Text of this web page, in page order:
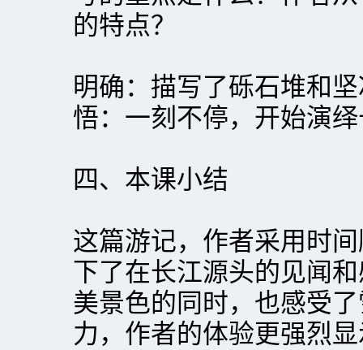
的特点？
明确：描写了砾石堆和
悟：一刻不停，开始演
四、本课小结
这篇游记，作者采用时
下了在长江源头的见闻
美景色的同时，也感受
力，作者的体验更强烈